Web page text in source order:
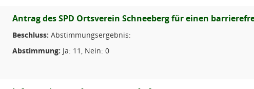
Antrag des SPD Ortsverein Schneeberg für einen
Beschluss: Abstimmungsergebnis:
Abstimmung: Ja: 11, Nein: 0